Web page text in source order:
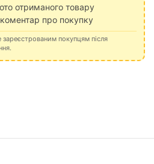
отриманого товару
про покупку
покупцям після